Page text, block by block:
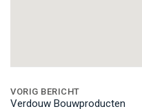
navigatie
VORIG BERICHT
Verdouw Bouwproducten